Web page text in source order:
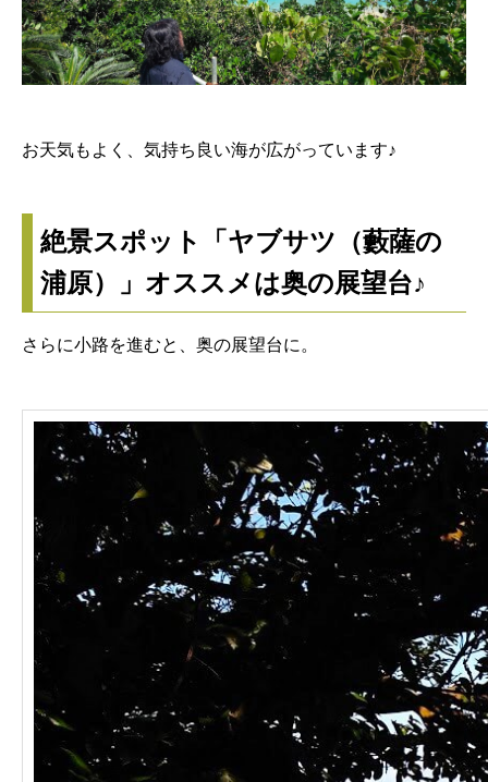
お天気もよく、気持ち良い海が広がっています♪
絶景スポット「ヤブサツ（藪薩の
浦原）」オススメは奥の展望台♪
さらに小路を進むと、奥の展望台に。